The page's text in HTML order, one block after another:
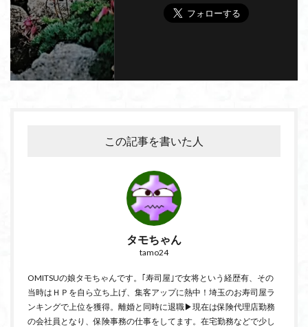
この記事を書いた人
タモちゃん
tamo24
OMITSUの娘タモちゃんです。｢寿司屋｣で女将という経歴有、その
当時はＨＰを自ら立ち上げ、集客アップに熱中！埼玉のお寿司屋ラ
ンキングで上位を獲得。離婚と同時に退職▶現在は保険代理店勤務
の会社員となり、保険事務の仕事をしてます。在宅勤務などで少し